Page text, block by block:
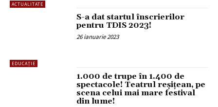
ACTUALITATE
EDUCAȚIE
S-a dat startul înscrierilor
pentru TDIS 2023!
26 ianuarie 2023
1.000 de trupe în 1.400 de
spectacole! Teatrul reșițean, pe
scena celui mai mare festival
din lume!